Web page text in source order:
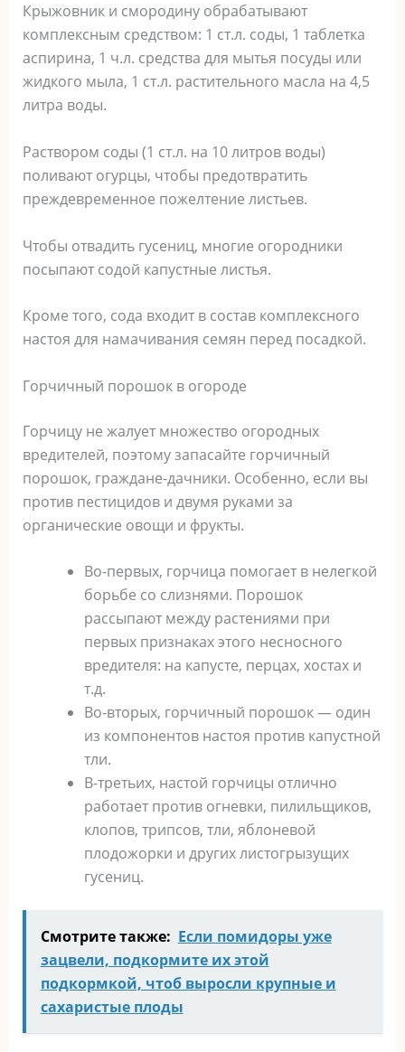
Крыжовник и смородину обрабатывают
комплексным средством: 1 ст.л. соды, 1 таблетка
аспирина, 1 ч.л. средства для мытья посуды или
жидкого мыла, 1 ст.л. растительного масла на 4,5
литра воды.
Раствором соды (1 ст.л. на 10 литров воды)
поливают огурцы, чтобы предотвратить
преждевременное пожелтение листьев.
Чтобы отвадить гусениц, многие огородники
посыпают содой капустные листья.
Кроме того, сода входит в состав комплексного
настоя для намачивания семян перед посадкой.
Горчичный порошок в огороде
Горчицу не жалует множество огородных
вредителей, поэтому запасайте горчичный
порошок, граждане-дачники. Особенно, если вы
против пестицидов и двумя руками за
органические овощи и фрукты.
Во-первых, горчица помогает в нелегкой
борьбе со слизнями. Порошок
рассыпают между растениями при
первых признаках этого несносного
вредителя: на капусте, перцах, хостах и
т.д.
Во-вторых, горчичный порошок — один
из компонентов настоя против капустной
тли.
В-третьих, настой горчицы отлично
работает против огневки, пилильщиков,
клопов, трипсов, тли, яблоневой
плодожорки и других листогрызущих
гусениц.
Смотрите также: Если помидоры уже
зацвели, подкормите их этой
подкормкой, чтоб выросли крупные и
сахаристые плоды